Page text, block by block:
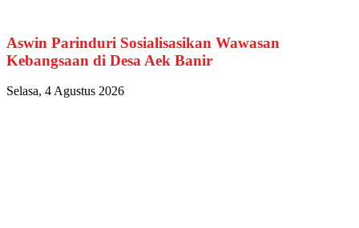
Aswin Parinduri Sosialisasikan Wawasan
Kebangsaan di Desa Aek Banir
Selasa, 4 Agustus 2026